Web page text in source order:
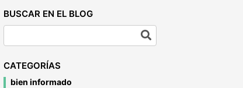
BUSCAR EN EL BLOG
CATEGORÍAS
bien informado